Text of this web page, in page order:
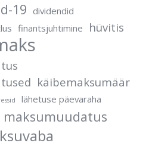
19 dividendid
finantsjuhtimine hüvitis
käibemaksumäär
lähetuse päevaraha
maksumuudatus